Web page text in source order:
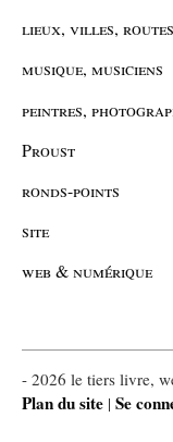
lieux, villes, routes
musique, musiciens
peintres,
Proust
ronds-points
site
web & numérique
- 2026 le tiers livre,
Plan du site | Se